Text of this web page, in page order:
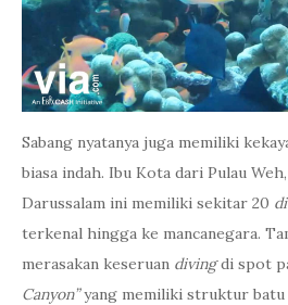
Sabang nyatanya juga memiliki
biasa indah. Ibu Kota dari Pulau
Darussalam ini memiliki sekitar 20
terkenal hingga ke mancanegara.
merasakan keseruan divingdi spot
Canyon”yang memiliki struktur batu